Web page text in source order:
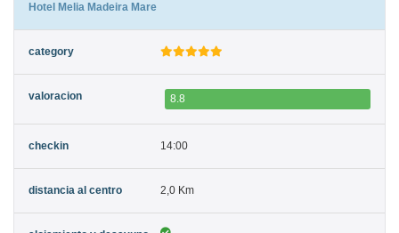
Hotel Melia Madeira Mare
8.8
14:00
2,0 Km